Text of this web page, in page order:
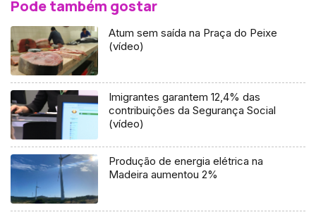
Pode também gostar
Atum sem saída na Praça do Peixe
(vídeo)
Imigrantes garantem 12,4% das
contribuições da Segurança Social
(vídeo)
Produção de energia elétrica na
Madeira aumentou 2%